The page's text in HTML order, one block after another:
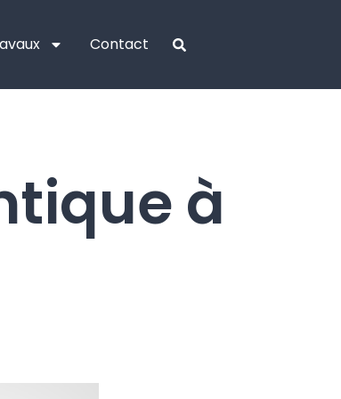
Contact
à